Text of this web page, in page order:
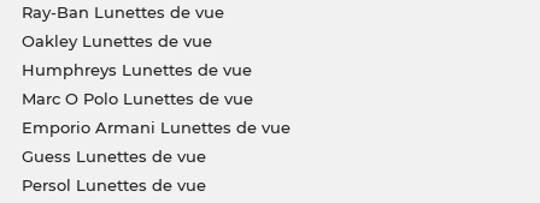
Ray-Ban Lunettes de vue
Oakley Lunettes de vue
Humphreys Lunettes de vue
Marc O Polo Lunettes de vue
Emporio Armani Lunettes de vue
Guess Lunettes de vue
Persol Lunettes de vue